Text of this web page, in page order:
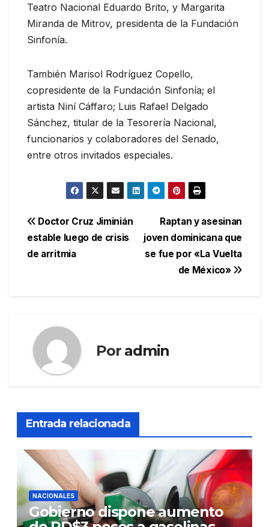
Teatro Nacional Eduardo Brito, y Margarita
Miranda de Mitrov, presidenta de la Fundación
Sinfonía.
También Marisol Rodríguez Copello,
copresidente de la Fundación Sinfonía; el
artista Niní Cáffaro; Luis Rafael Delgado
Sánchez, titular de la Tesorería Nacional,
funcionarios y colaboradores del Senado,
entre otros invitados especiales.
Navegación
de
Raptan y asesinan
joven dominicana que
se fue por «La Vuelta
de México»
Doctor Cruz Jiminián
estable luego de crisis
de arritmia
Por admin
Entrada relacionada
NACIONALES
Gobierno dispone aumento